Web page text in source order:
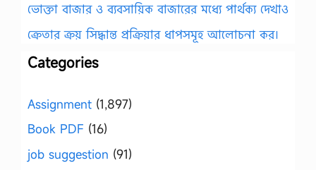
ভোক্তা বাজার ও ব্যবসায়িক বাজারের মধ্যে পার্থক্য দেখাও
ক্রেতার ক্রয় সিদ্ধান্ত প্রক্রিয়ার ধাপসমূহ আলোচনা কর।
Categories
Assignment (1,897)
Book PDF (16)
job suggestion (91)